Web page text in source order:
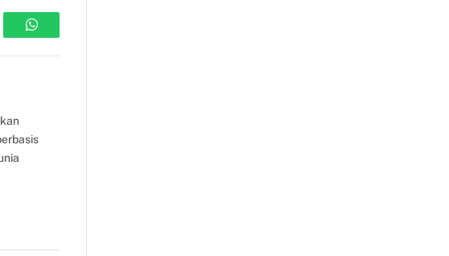
WhatsApp